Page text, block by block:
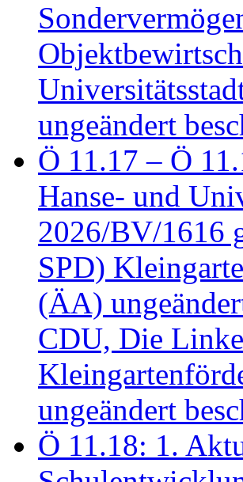
ungeändert
Ö 11.17 – Ö
Hanse- und
2026/BV/1616
SPD)
(ÄA)
CDU, Die
ungeändert
Ö 11.18: 1.